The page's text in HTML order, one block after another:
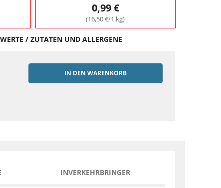
0,99 €
(16,50 €/1 kg)
/ ZUTATEN UND ALLERGENE
IN DEN WARENKORB
INVERKEHRBRINGER